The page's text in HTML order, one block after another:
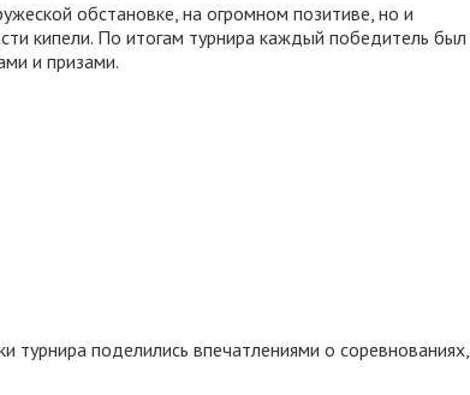
обстановке, на огромном позитиве, но и
кипели. По итогам турнира каждый победитель был
и призами.
турнира поделились впечатлениями о соревнованиях,